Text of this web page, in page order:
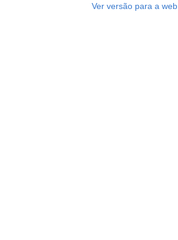
Ver versão para a web